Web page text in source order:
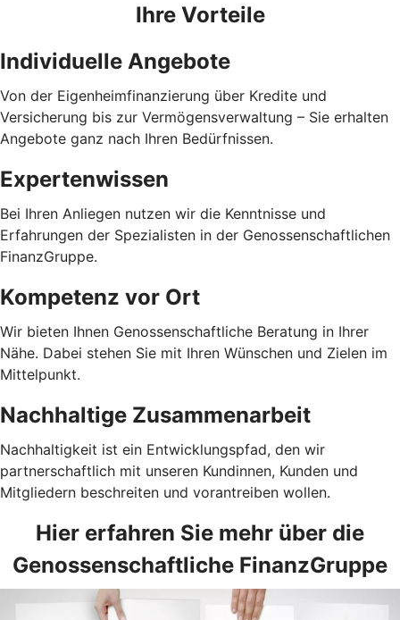
Ihre Vorteile
Individuelle Angebote
Von der Eigenheimfinanzierung über Kredite und
Versicherung bis zur Vermögensverwaltung – Sie erhalten
Angebote ganz nach Ihren Bedürfnissen.
Expertenwissen
Bei Ihren Anliegen nutzen wir die Kenntnisse und
Erfahrungen der Spezialisten in der Genossenschaftlichen
FinanzGruppe.
Kompetenz vor Ort
Wir bieten Ihnen Genossenschaftliche Beratung in Ihrer
Nähe. Dabei stehen Sie mit Ihren Wünschen und Zielen im
Mittelpunkt.
Nachhaltige Zusammenarbeit
Nachhaltigkeit ist ein Entwicklungspfad, den wir
partnerschaftlich mit unseren Kundinnen, Kunden und
Mitgliedern beschreiten und vorantreiben wollen.
Hier erfahren Sie mehr über die
Genossenschaftliche FinanzGruppe